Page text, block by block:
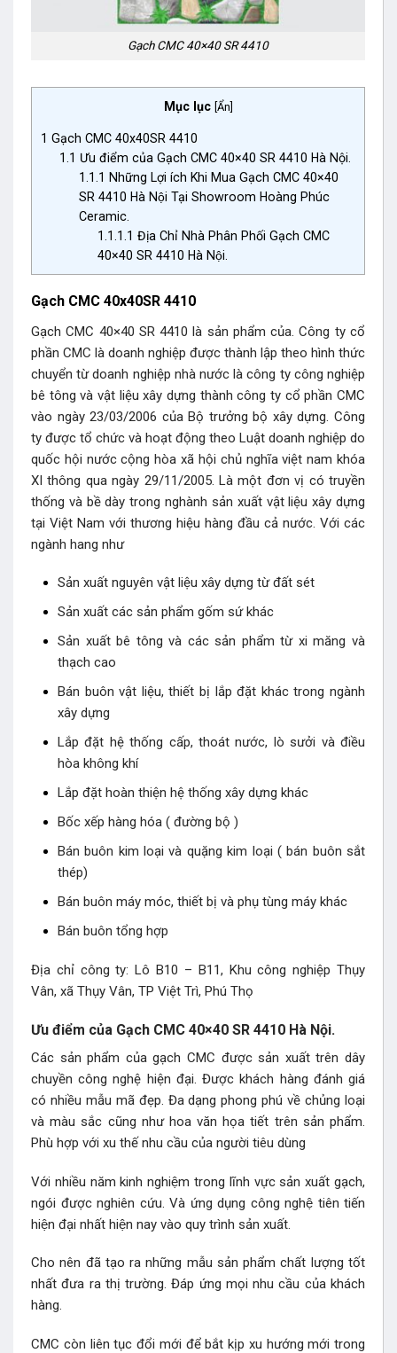
Gạch CMC 40×40 SR 4410
Mục lục Ẩn
1 Gạch CMC 40x40SR 4410
1.1 Ưu điểm của Gạch CMC 40×40 SR 4410 Hà Nội.
1.1.1 Những Lợi ích Khi Mua Gạch CMC 40×40
SR 4410 Hà Nội Tại Showroom Hoàng Phúc
Ceramic.
1.1.1.1 Địa Chỉ Nhà Phân Phối Gạch CMC
40×40 SR 4410 Hà Nội.
Gạch CMC 40x40SR 4410
Gạch CMC 40×40 SR 4410 là sản phẩm của. Công ty cổ
phần CMC là doanh nghiệp được thành lập theo hình thức
chuyển từ doanh nghiệp nhà nước là công ty công nghiệp
bê tông và vật liệu xây dựng thành công ty cổ phần CMC
vào ngày 23/03/2006 của Bộ trưởng bộ xây dựng. Công
ty được tổ chức và hoạt động theo Luật doanh nghiệp do
quốc hội nước cộng hòa xã hội chủ nghĩa việt nam khóa
XI thông qua ngày 29/11/2005. Là một đơn vị có truyền
thống và bề dày trong nghành sản xuất vật liệu xây dựng
tại Việt Nam với thương hiệu hàng đầu cả nước. Với các
ngành hang như
Sản xuất nguyên vật liệu xây dựng từ đất sét
Sản xuất các sản phẩm gốm sứ khác
Sản xuất bê tông và các sản phẩm từ xi măng và
thạch cao
Bán buôn vật liệu, thiết bị lắp đặt khác trong ngành
xây dựng
Lắp đặt hệ thống cấp, thoát nước, lò sưởi và điều
hòa không khí
Lắp đặt hoàn thiện hệ thống xây dựng khác
Bốc xếp hàng hóa ( đường bộ )
Bán buôn kim loại và quặng kim loại ( bán buôn sắt
thép)
Bán buôn máy móc, thiết bị và phụ tùng máy khác
Bán buôn tổng hợp
Địa chỉ công ty: Lô B10 – B11, Khu công nghiệp Thụy
Vân, xã Thụy Vân, TP Việt Trì, Phú Thọ
Ưu điểm của Gạch CMC 40×40 SR 4410 Hà Nội.
Các sản phẩm của gạch CMC được sản xuất trên dây
chuyền công nghệ hiện đại. Được khách hàng đánh giá
có nhiều mẫu mã đẹp. Đa dạng phong phú về chủng loại
và màu sắc cũng như hoa văn họa tiết trên sản phẩm.
Phù hợp với xu thế nhu cầu của người tiêu dùng
Với nhiều năm kinh nghiệm trong lĩnh vực sản xuất gạch,
ngói được nghiên cứu. Và ứng dụng công nghệ tiên tiến
hiện đại nhất hiện nay vào quy trình sản xuất.
Cho nên đã tạo ra những mẫu sản phẩm chất lượng tốt
nhất đưa ra thị trường. Đáp ứng mọi nhu cầu của khách
hàng.
CMC còn liên tục đổi mới để bắt kịp xu hướng mới trong